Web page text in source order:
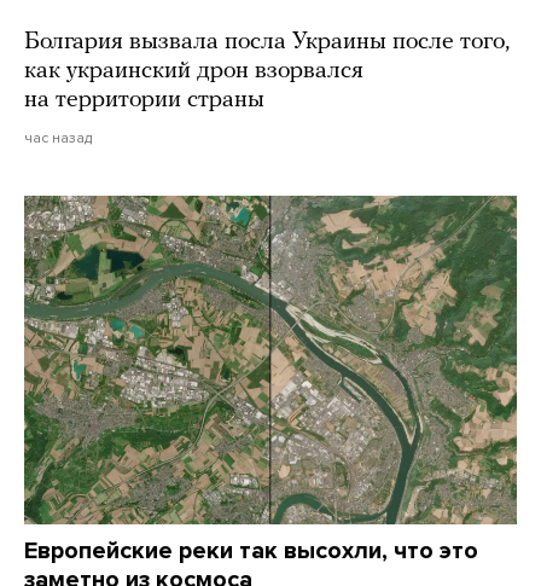
Болгария вызвала посла Украины после того,
как украинский дрон взорвался
на территории страны
час назад
Европейские реки так высохли, что это
заметно из космоса